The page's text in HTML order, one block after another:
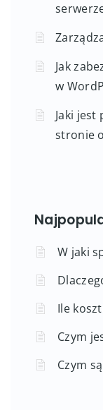
Jak
w
Jaki jest
stronie
W jaki
Ile
Czym
Czym